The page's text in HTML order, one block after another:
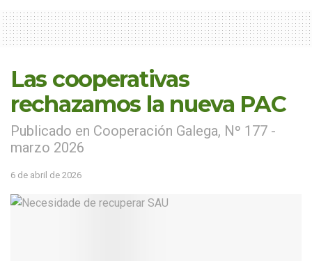
Las cooperativas
rechazamos la nueva PAC
Publicado en Cooperación Galega, Nº 177 -
marzo 2026
6 de abril de 2026